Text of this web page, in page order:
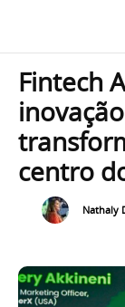
Fintech
centro
Nathaly